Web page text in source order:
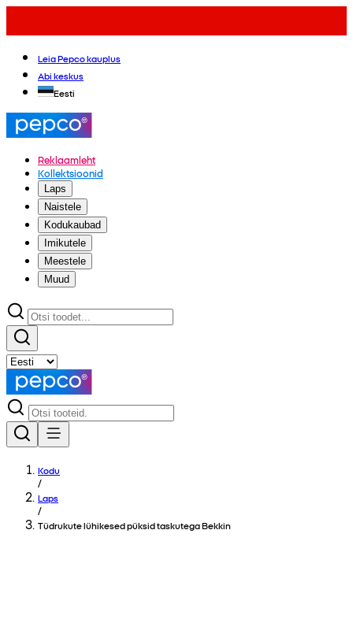
Leia Pepco kauplus
Abi keskus
Eesti
Reklaamleht
Kollektsioonid
Laps
Naistele
Kodukaubad
Imikutele
Meestele
Muud
Kodu
/
Laps
/
Tüdrukute lühikesed püksid taskutega Bekkin